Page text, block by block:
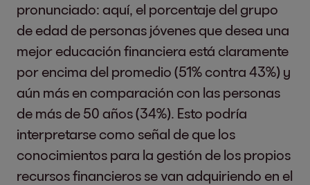
pronunciado: aquí, el porcentaje del grupo
de edad de personas jóvenes que desea una
mejor educación financiera está claramente
por encima del promedio (51% contra 43%) y
aún más en comparación con las personas
de más de 50 años (34%). Esto podría
interpretarse como señal de que los
conocimientos para la gestión de los propios
recursos financieros se van adquiriendo en el